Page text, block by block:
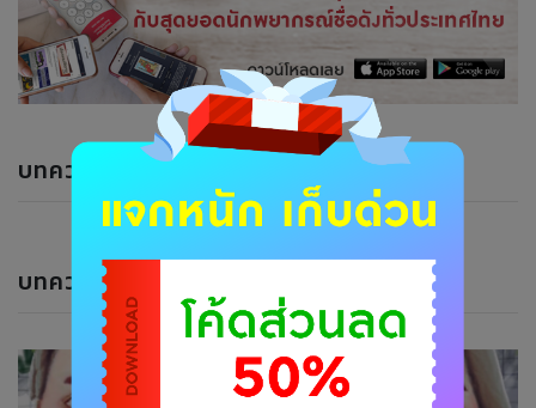
บทความแนะนำ
บทความของนักพยากรณ์